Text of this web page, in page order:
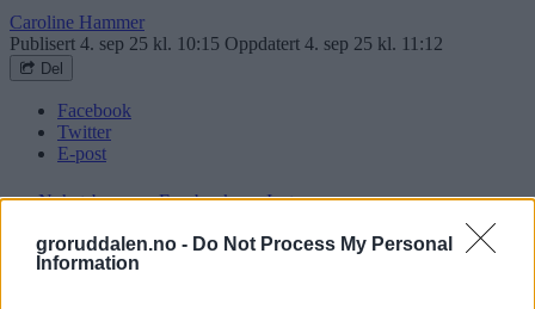
groruddalen.no - Do Not Process My Personal
Information
Caroline Hammer
Publisert 4. sep 25 kl. 10:15 Oppdatert 4. sep 25 kl. 11:12
Del
Facebook
Twitter
E-post
Nyhetsbrev Facebook
Instagram
Nesten halvparten av alle stemmeberettigede i Oslo har valgt å bruke
muligheten til å forhåndsstemme ved årets valg. Det viser oppdaterte